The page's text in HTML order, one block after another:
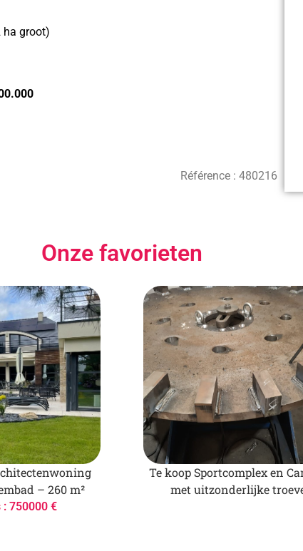
ha groot)
Référence : 480216
Onze favorieten
– 260 m²
750000 €
Te koop Sportcomplex en
met uitzonderlijke